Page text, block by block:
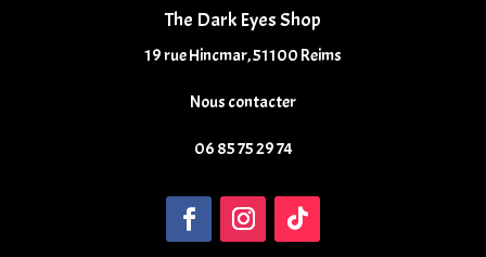
The Dark Eyes Shop
19 rue Hincmar, 51100 Reims
Nous contacter
06 85 75 29 74